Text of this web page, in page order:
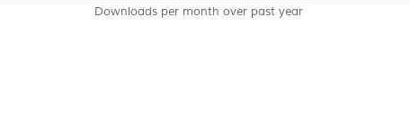
Downloads per month over past year